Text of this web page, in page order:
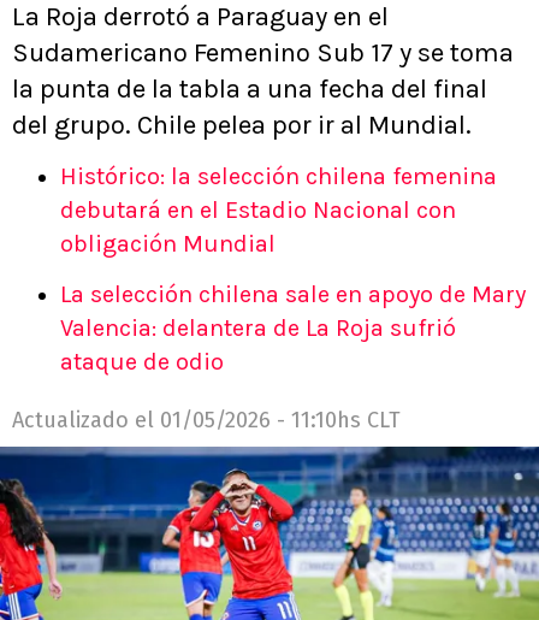
La Roja derrotó a Paraguay en el
Sudamericano Femenino Sub 17 y se toma
la punta de la tabla a una fecha del final
del grupo. Chile pelea por ir al Mundial.
Histórico: la selección chilena femenina
debutará en el Estadio Nacional con
obligación Mundial
La selección chilena sale en apoyo de Mary
Valencia: delantera de La Roja sufrió
ataque de odio
Actualizado el 01/05/2026 - 11:10hs CLT